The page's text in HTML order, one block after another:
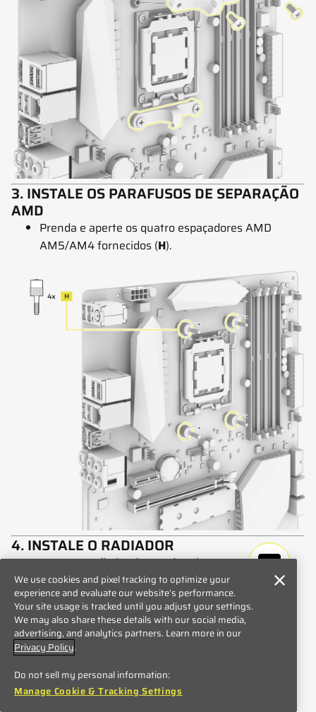
3. INSTALE OS PARAFUSOS DE SEPARAÇÃO
AMD
Prenda e aperte os quatro espaçadores AMD
AM5/AM4 fornecidos (H).
4. INSTALE O RADIADOR
Monte o radiador dentro da caixa com os
parafusos curtos (K) e as anilhas (L), conforme
mostrado.
We use cookies and pixel tracking to optimize your
experience and evaluate our website’s performance.
Your site usage is tracked until you adjust your settings.
We may also share these details with our social media,
advertising, and analytics partners. Learn more in our
Privacy Policy.
Do not sell my personal information:
Manage Cookie & Tracking Settings